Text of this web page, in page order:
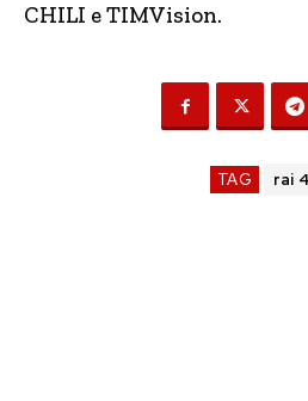
CHILI e TIMVision.
TAG rai 4